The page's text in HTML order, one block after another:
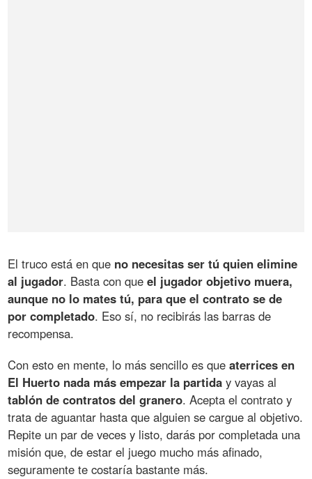
El truco está en que no necesitas ser tú quien elimine
al jugador. Basta con queel jugador objetivo muera,
aunque no lo mates tú, para que el contrato se de
por completado. Eso sí, no recibirás las barras de
recompensa.
Con esto en mente, lo más sencillo es queaterrices en
El Huerto nada más empezar la partida y vayas al
tablón de contratos del granero. Acepta el contrato y
trata de aguantar hasta que alguien se cargue al objetivo.
Repite un par de veces y listo, darás por completada una
misión que, de estar el juego mucho más afinado,
seguramente te costaría bastante más.